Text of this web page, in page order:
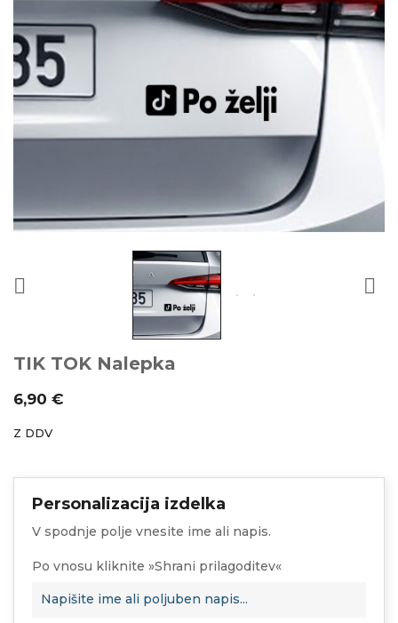
 
TIK TOK Nalepka
6,90 €
Z DDV
Personalizacija izdelka
V spodnje polje vnesite ime ali napis.
Po vnosu kliknite »Shrani prilagoditev«